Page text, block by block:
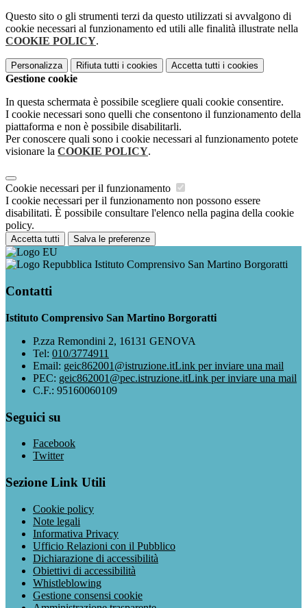
Questo sito o gli strumenti terzi da questo utilizzati si avvalgono di
cookie necessari al funzionamento ed utili alle finalità illustrate nella
COOKIE POLICY.
Personalizza Rifiuta tutti i cookies Accetta tutti i cookies
Gestione cookie
In questa schermata è possibile scegliere quali cookie consentire.
I cookie necessari sono quelli che consentono il funzionamento della
piattaforma e non è possibile disabilitarli.
Per conoscere quali sono i cookie necessari al funzionamento potete
visionare la COOKIE POLICY.
Cookie necessari per il funzionamento
I cookie necessari per il funzionamento non possono essere
disabilitati. È possibile consultare l'elenco nella pagina della cookie
policy.
Accetta tutti Salva le preferenze
Istituto Comprensivo San Martino Borgoratti
Contatti
Istituto Comprensivo San Martino Borgoratti
P.zza Remondini 2, 16131 GENOVA
Tel: 010/3774911
Email: geic862001@istruzione.itLink per inviare una mail
PEC: geic862001@pec.istruzione.itLink per inviare una mail
C.F.: 95160060109
Seguici su
Facebook
Twitter
Sezione Link Utili
Cookie policy
Note legali
Informativa Privacy
Ufficio Relazioni con il Pubblico
Dichiarazione di accessibilità
Obiettivi di accessibilità
Whistleblowing
Gestione consensi cookie